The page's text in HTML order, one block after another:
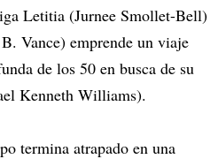
Letitia (Jurnee Smollet-Bell)
Vance) emprende un viaje
de los 50 en busca de su
Kenneth Williams).
termina atrapado en una